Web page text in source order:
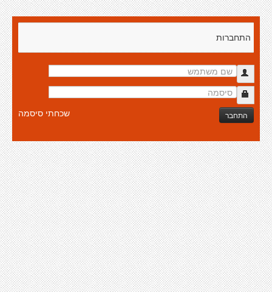
התחברות
התחבר שכחתי סיסמה